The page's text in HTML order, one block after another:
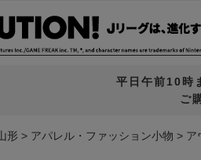
平日午前10時
ご
形 アパレル・ファッション小物 ア